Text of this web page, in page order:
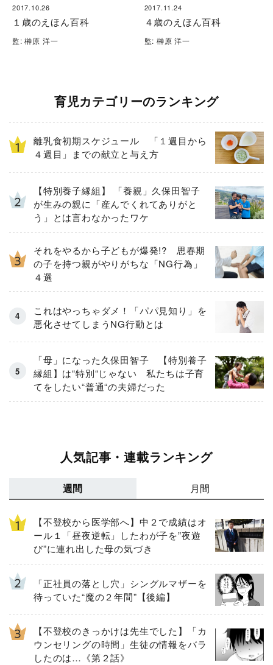
2017.10.26
１歳のえほん百科
監: 榊原 洋一
2017.11.24
４歳のえほん百科
監: 榊原 洋一
育児カテゴリーのランキング
離乳食初期スケジュール 「１週目から
４週目」までの献立と与え方
【特別養子縁組】 「養親」久保田智子
が生みの親に「産んでくれてありがと
う」とは言わなかったワケ
それをやるから子どもが爆発!? 思春期
の子を持つ親がやりがちな「NG行為」
４選
これはやっちゃダメ！「パパ見知り」を
悪化させてしまうNG行動とは
「母」になった久保田智子 【特別養子
縁組】は“特別“じゃない 私たちは子育
てをしたい“普通“の夫婦だった
人気記事・連載ランキング
週間 月間
【不登校から医学部へ】中２で成績はオ
ール１「昼夜逆転」したわが子を”夜遊
び”に連れ出した母の気づき
「正社員の落とし穴」シングルマザーを
待っていた“魔の２年間”【後編】
【不登校のきっかけは先生でした】「カ
ウンセリングの時間」生徒の情報をバラ
したのは…《第２話》